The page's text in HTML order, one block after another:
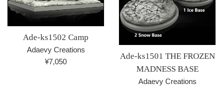
Ade-ks1502 Camp
Adaevy Creations
通
¥7,050
Ade-ks1501 THE FROZEN
MADNESS BASE
Adaevy Creations